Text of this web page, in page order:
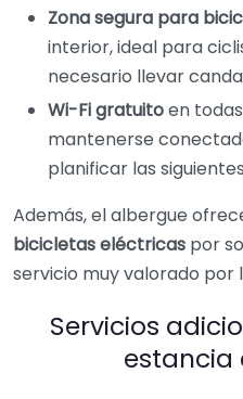
Zona segura para
interior, ideal para
necesario llevar
Wi-Fi gratuitoen
mantenerse
planificar las
Además, el albergue
bicicletas eléctricas por
servicio muy valorado por
Servicios
estancia